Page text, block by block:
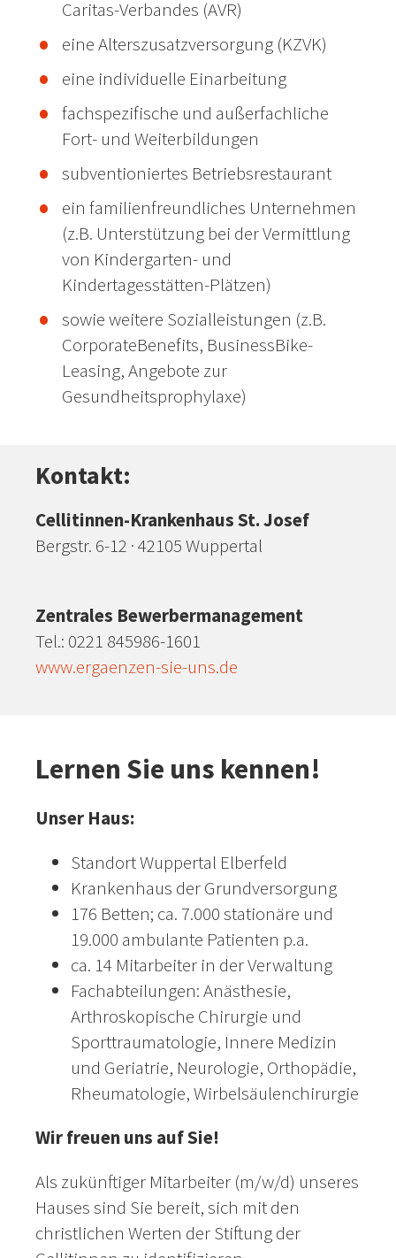
Caritas-Verbandes (AVR)
eine Alterszusatzversorgung (KZVK)
eine individuelle Einarbeitung
fachspezifische und außerfachliche
Fort- und Weiterbildungen
subventioniertes Betriebsrestaurant
ein familienfreundliches Unternehmen
(z.B. Unterstützung bei der Vermittlung
von Kindergarten- und
Kindertagesstätten-Plätzen)
sowie weitere Sozialleistungen (z.B.
CorporateBenefits, BusinessBike-
Leasing, Angebote zur
Gesundheitsprophylaxe)
Kontakt:
Cellitinnen-Krankenhaus St. Josef
Bergstr. 6-12 · 42105 Wuppertal
Zentrales Bewerbermanagement
Tel.: 0221 845986-1601
www.ergaenzen-sie-uns.de
Lernen Sie uns kennen!
Unser Haus:
Standort Wuppertal Elberfeld
Krankenhaus der Grundversorgung
176 Betten; ca. 7.000 stationäre und
19.000 ambulante Patienten p.a.
ca. 14 Mitarbeiter in der Verwaltung
Fachabteilungen: Anästhesie,
Arthroskopische Chirurgie und
Sporttraumatologie, Innere Medizin
und Geriatrie, Neurologie, Orthopädie,
Rheumatologie, Wirbelsäulenchirurgie
Wir freuen uns auf Sie!
Als zukünftiger Mitarbeiter (m/w/d) unseres
Hauses sind Sie bereit, sich mit den
christlichen Werten der Stiftung der